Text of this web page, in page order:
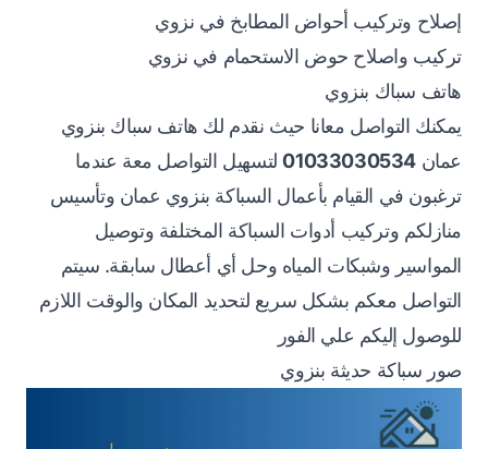
إصلاح وتركيب أحواض المطابخ في نزوي
تركيب واصلاح حوض الاستحمام في نزوي
هاتف سباك بنزوي
يمكنك التواصل معانا حيث نقدم لك هاتف سباك بنزوي
عمان 01033030534لتسهيل التواصل معة عندما
ترغبون في القيام بأعمال السباكة بنزوي عمان وتأسيس
منازلكم وتركيب أدوات السباكة المختلفة وتوصيل
المواسير وشبكات المياه وحل أي أعطال سابقة. سيتم
التواصل معكم بشكل سريع لتحديد المكان والوقت اللازم
للوصول إليكم علي الفور
صور سباكة حديثة بنزوي